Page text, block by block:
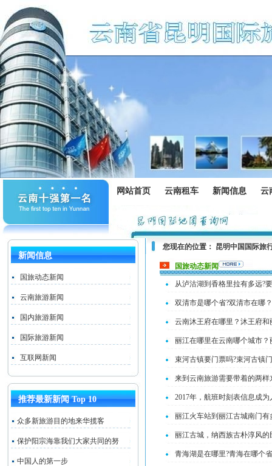
网站首页 云南租车 新闻信息 云
新闻信息
国旅动态新闻
云南旅游新闻
国内旅游新闻
国际旅游新闻
互联网新闻
推荐最新新闻 Top 10
众多新旅游目的地来华揽客
保护阳宗海靠我们大家共同的努
中国人的第一步
您现在的位置： 昆明中国国际旅
国旅动态新闻
从泸沽湖到香格里拉有多远?
双清市是哪个省?双清市在哪
云南沐王府在哪里？沐王府和
丽江在哪里在云南哪个城市？
束河古镇要门票吗?束河古镇
来到云南旅游需要带着的两样
2017年，航班时刻表信息成为
丽江火车站到丽江古城南门有
丽江古城，纳西族古朴淳风的
青海湖是在哪里?青海在哪个